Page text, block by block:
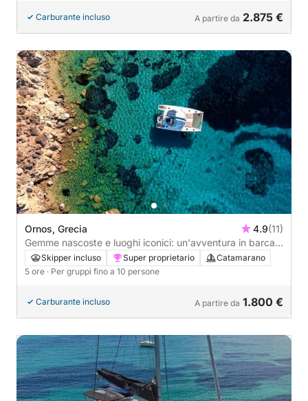
Carburante incluso A partire da 2.875 €
Ornos, Grecia 4.9(11)
Gemme nascoste e luoghi iconici: un'avventura in barca a
vela di 5 ore a Mykonos
Skipper incluso Super proprietario
Catamarano
5 ore · Per gruppi fino a 10 persone
Carburante incluso A partire da 1.800 €